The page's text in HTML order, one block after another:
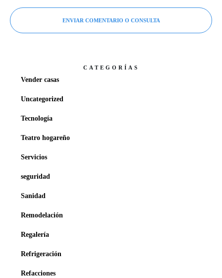
ENVIAR COMENTARIO O CONSULTA
CATEGORÍAS
Vender casas
Uncategorized
Tecnología
Teatro hogareño
Servicios
seguridad
Sanidad
Remodelación
Regalería
Refrigeración
Refacciones